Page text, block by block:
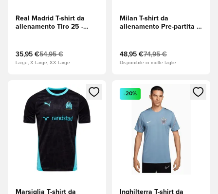
Real Madrid T-shirt da
allenamento Tiro 25 -
35,95 €54,95 €
Large, X-Large, XX-Large
Milan T-shirt da
allenamento Pre-partita -
48,95 €74,95 €
Disponibile in molte taglie
Apre una finestra modale per accedere o registrarsi come
Marsiglia T-shirt da
Apre una finestra modale
-20%
Inghilterra T-shirt da